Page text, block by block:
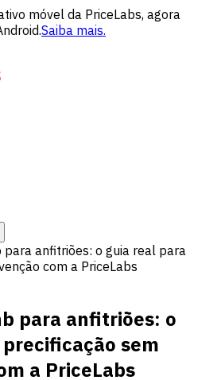
móvel da PriceLabs, agora
Saiba mais.
para anfitriões: o guia real para
com a PriceLabs
para anfitriões: o
sem
a PriceLabs